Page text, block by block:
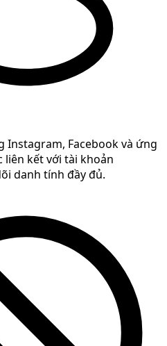
Instagram, Facebook và ứng
kết với tài khoản
danh tính đầy đủ.